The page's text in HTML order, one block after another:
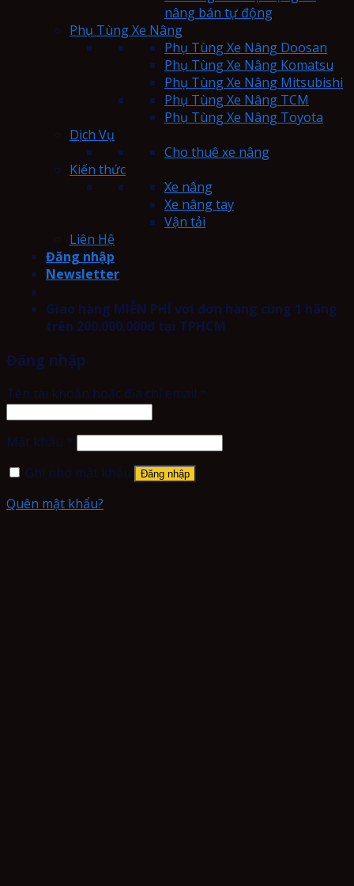
nâng bán tự động
Phụ Tùng Xe Nâng
Phụ Tùng Xe Nâng Doosan
Phụ Tùng Xe Nâng Komatsu
Phụ Tùng Xe Nâng Mitsubishi
Phụ Tùng Xe Nâng TCM
Phụ Tùng Xe Nâng Toyota
Dịch Vụ
Cho thuê xe nâng
Kiến thức
Xe nâng
Xe nâng tay
Vận tải
Liên Hệ
Đăng nhập
Newsletter
Giao hàng MIỄN PHÍ với đơn hàng cùng 1 hãng
trên 200.000.000đ tại TPHCM
Đăng nhập
Tên tài khoản hoặc địa chỉ email *
Mật khẩu *
Ghi nhớ mật khẩu
Đăng nhập
Quên mật khẩu?